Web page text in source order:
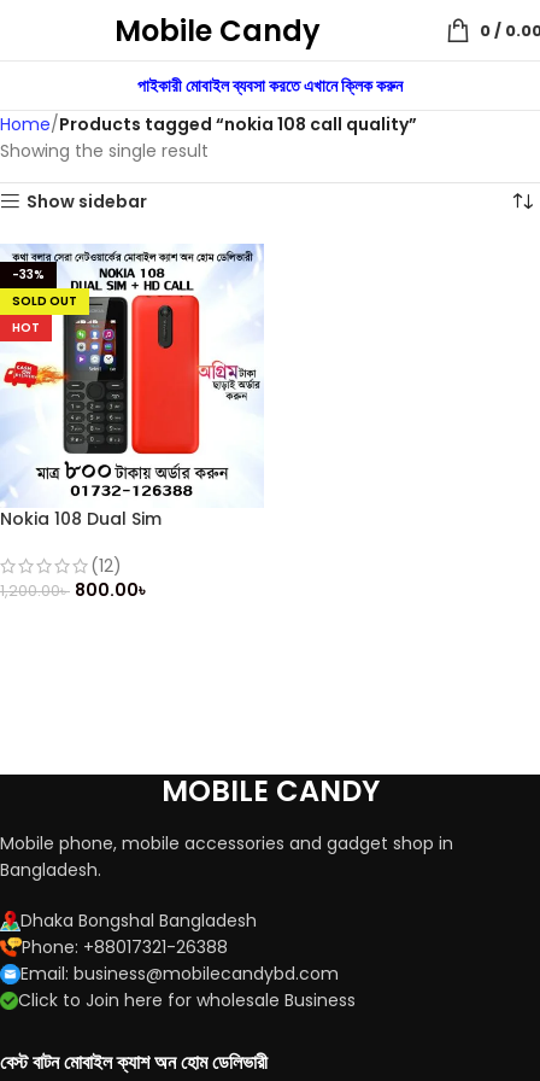
Mobile Candy 0/
পাইকারী মোবাইল ব্যবসা করতে এখানে ক্লিক করুন
Home Products tagged “nokia 108 call quality”
Showing the single result
Show sidebar
-33%
SOLD OUT
HOT
Nokia 108 Dual Sim
(12)
1,200.00৳ 800.00৳
MOBILE CANDY
Mobile phone, mobile accessories and gadget shop in
Bangladesh.
Dhaka Bongshal Bangladesh
Phone: +88017321-26388
Email: business@mobilecandybd.com
Click to Join here for wholesale Business
বেস্ট বাটন মোবাইল ক্যাশ অন হোম ডেলিভারী